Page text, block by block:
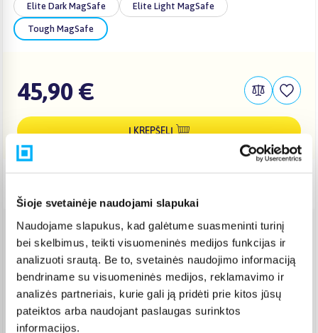
Šioje svetainėje naudojami slapukai
Naudojame slapukus, kad galėtume suasmeninti turinį
bei skelbimus, teikti visuomeninės medijos funkcijas ir
analizuoti srautą. Be to, svetainės naudojimo informaciją
bendriname su visuomeninės medijos, reklamavimo ir
analizės partneriais, kurie gali ją pridėti prie kitos jūsų
pateiktos arba naudojant paslaugas surinktos
informacijos.
Elite Dark MagSafe Elite Light MagSafe
Tough MagSafe
45,90 €
Į KREPŠELĮ
Venipak paštomatas (2,39 €)
Pristato ir šeštadienį
Rugpjūtis 12d. - Rugpjūtis 17d.
Venipak kurjeris (2,99 €)
Rugpjūtis 12d. - Rugpjūtis 17d.
Omniva paštomatas